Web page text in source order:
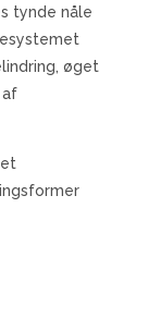
tynde nåle
øget
af